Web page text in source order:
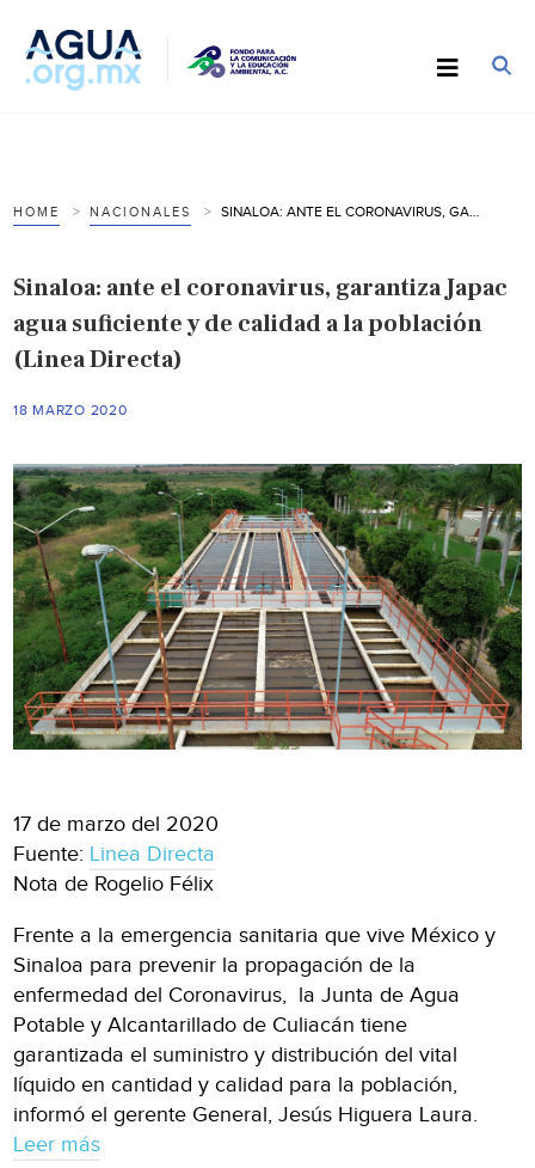
HOME NACIONALES
Sinaloa: ante el coronavirus, garantiza Japac
agua suficiente y de calidad a la población
(Linea Directa)
18 MARZO 2020
17 de marzo del 2020
Fuente: Linea Directa
Nota de Rogelio Félix
Frente a la emergencia sanitaria que vive México y
Sinaloa para prevenir la propagación de la
enfermedad del Coronavirus, la Junta de Agua
Potable y Alcantarillado de Culiacán tiene
garantizada el suministro y distribución del vital
líquido en cantidad y calidad para la población,
informó el gerente General, Jesús Higuera Laura.
Leer más